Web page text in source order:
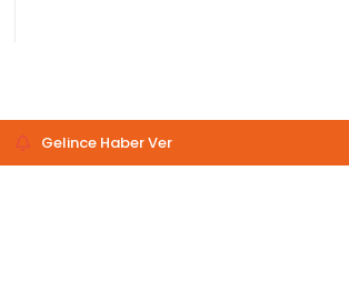
Gelince Haber Ver